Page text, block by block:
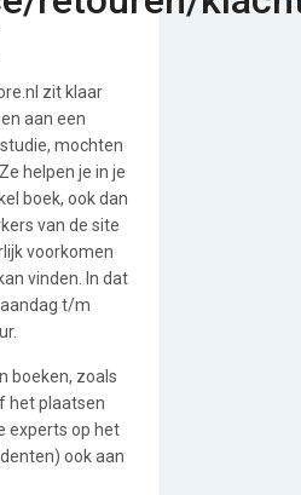
zit klaar
aan een
mochten
helpen je in je
boek, ook dan
van de site
voorkomen
vinden. In dat
t/m
boeken, zoals
het plaatsen
experts op het
ook aan